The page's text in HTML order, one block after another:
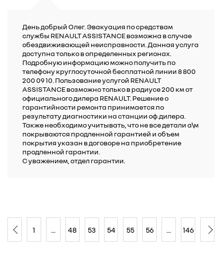
День добрый Олег. Эвакуация по средствам
службы RENAULT ASSISTANCE возможна в случае
обездвиживающей неисправности. Данная услуга
доступна только в определенных регионах.
Подробную информацию можно получить по
телефону круглосуточной бесплатной линии 8 800
200 09 10. Пользование услугой RENAULT
ASSISTANCE возможно только в радиусе 200 км от
официального дилера RENAULT. Решение о
гарантийности ремонта принимается по
результату диагностики на станции оф.дилера.
Также необходимо учитывать, что не все детали а\м
покрываются продленной гарантией и объем
покрытия указан в договоре на приобретение
продленной гарантии.
С уважением, отдел гарантии.
1 48 53 54 55 56 146